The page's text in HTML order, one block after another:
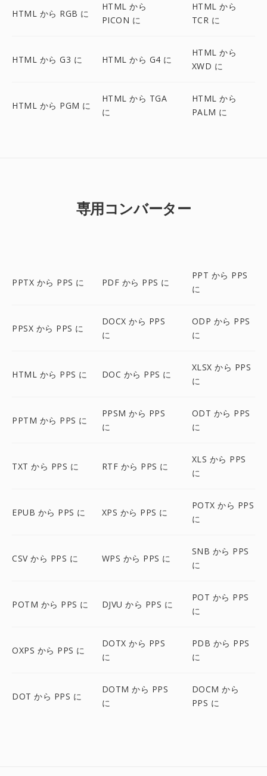
HTML から RGB に
HTML から
PICON に
HTML から
TCR に
HTML から G3 に HTML から G4 に
HTML から
XWD に
HTML から PGM に
HTML から TGA
に
HTML から
PALM に
専用コンバーター
PPTX から PPS に PDF から PPS に
PPT から PPS
に
PPSX から PPS に
DOCX から PPS
に
ODP から PPS
に
HTML から PPS に DOC から PPS に
XLSX から PPS
に
PPTM から PPS に
PPSM から PPS
に
ODT から PPS
に
TXT から PPS に RTF から PPS に
XLS から PPS
に
EPUB から PPS に XPS から PPS に
POTX から PPS
に
CSV から PPS に WPS から PPS に
SNB から PPS
に
POTM から PPS に DJVU から PPS に
POT から PPS
に
OXPS から PPS に
DOTX から PPS
に
PDB から PPS
に
DOT から PPS に
DOTM から PPS
に
DOCM から
PPS に